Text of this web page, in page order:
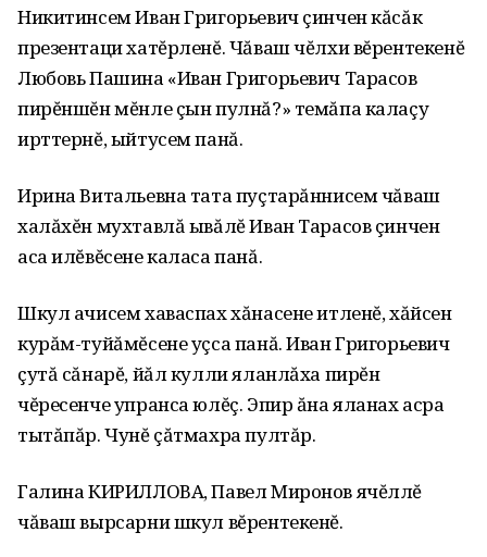
Никитинсем Иван Григорьевич çинчен кăсăк
презентаци хатĕрленĕ. Чăваш чĕлхи вĕрентекенĕ
Любовь Пашина «Иван Григорьевич Тарасов
пирĕншĕн мĕнле çын пулнă?» темăпа калаçу
ирттернĕ, ыйтусем панă.
Ирина Витальевна тата пуçтарăннисем чăваш
халăхĕн мухтавлă ывăлĕ Иван Тарасов çинчен
аса илĕвĕсене каласа панă.
Шкул ачисем хаваспах хăнасене итленĕ, хăйсен
курăм-туйăмĕсене уçса панă. Иван Григорьевич
çутă сăнарĕ, йăл кулли яланлăха пирĕн
чĕресенче упранса юлĕç. Эпир ăна яланах асра
тытăпăр. Чунĕ çăтмахра пултăр.
Галина КИРИЛЛОВА, Павел Миронов ячĕллĕ
чăваш вырсарни шкул вĕрентекенĕ.